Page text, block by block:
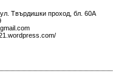
Твърдишки проход, бл. 60А